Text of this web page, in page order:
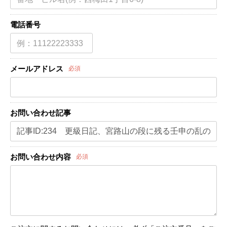
電話番号
メールアドレス 必須
お問い合わせ記事
お問い合わせ内容 必須